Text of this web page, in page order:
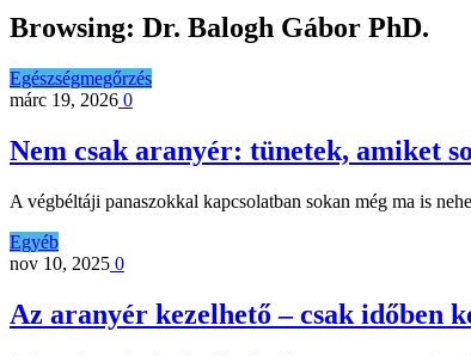
Browsing: Dr. Balogh Gábor PhD.
Egészségmegőrzés
márc 19, 2026 0
Nem csak aranyér: tünetek, amiket
A végbéltáji panaszokkal kapcsolatban sokan még ma is
Egyéb
nov 10, 2025 0
Az aranyér kezelhető – csak időben